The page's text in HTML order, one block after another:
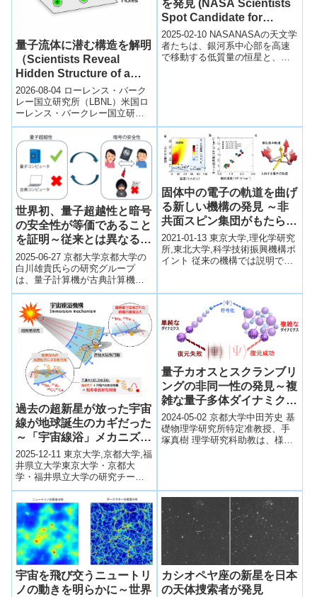
量子流体に潜む構造を解明
（Scientists Reveal
Hidden Structure of a
Quantum Fluid）
2026-08-04 ローレンス・バーク
レー国立研究所（LBNL）米国ロ
ーレンス・バークレー国立研究
所（Berkeley Lab）などの国際共
同研究チームは、量...
を発見 (NASA Scientists
Spot Candidate for
Speediest Exoplanet
System)
2025-02-10 NASANASAの天文学
者たちは、銀河系中心部を高速
で移動する低質量の恒星と、そ
世界初、量子超越性と暗号
の安全性が等価であること
を証明～従来とは異なるア
プローチによる量子計算機
の優位性を特徴付ける新た
な理論的基盤～
2025-06-27 京都大学京都大学の
白川雄貴氏らの研究グループ
は、量子計算機が古典計算機よ
り優れていること（量子超越
性）と暗号の安全性が等価であ
ることを世界...
固体中の電子の軌道を曲げ
る新しい機構の発見 ～非
共面スピン集団がもたらす
巨大電子散乱～
2021-01-13 東京大学,理化学研究
所,東北大学,科学技術振興機構ポ
イント 従来の機構では説明でき
過去の超新星が放った宇宙
線が地球誕生のカギだった
～「宇宙線浴」メカニズム
で太陽系の放射性元素の起
源に迫る～
2025-12-11 東京大学,京都大学,福
井県立大学東京大学・京都大
学・福井県立大学の研究チーム
は、地球型惑星の誕生に不可欠
な短寿命放射性核種（¹⁰Be, ²...
量子カオスとスクランブリ
ングの非同一性の発見～複
雑な量子多体ダイナミクス
の量子情報的理解～
2024-05-02 京都大学中田芳史 基
礎物理学研究所特定准教授、手
塚真樹 理学研究科助教は、様々
宇宙を飛び交うニュートリ
ノの動きを明らかに～世界
カシオペヤ座の新星を日本
の天体捜索者が発見